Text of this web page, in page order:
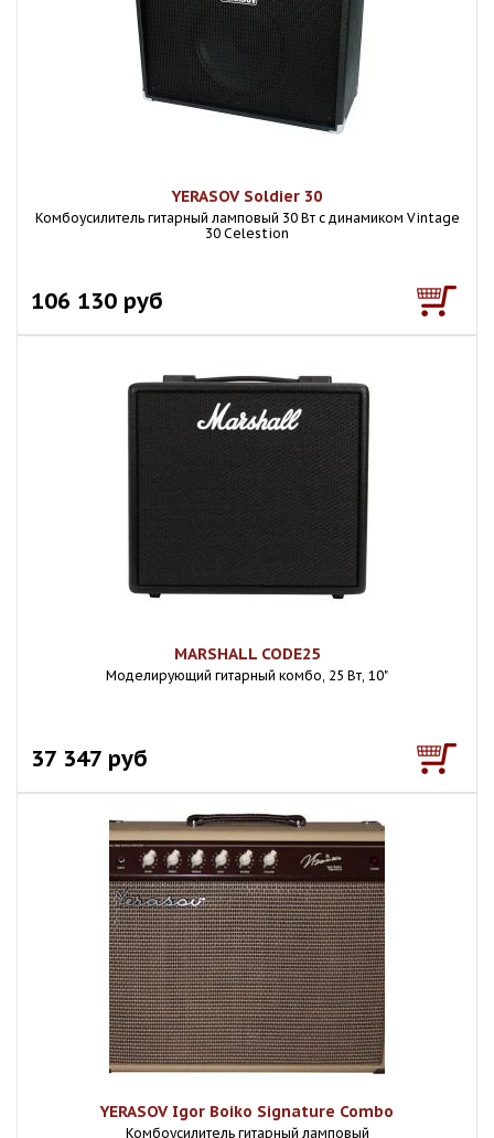
YERASOV Soldier 30
Комбоусилитель гитарный ламповый 30 Вт с динамиком Vintage
30 Celestion
106 130 руб
MARSHALL CODE25
Моделирующий гитарный комбо, 25 Вт, 10"
37 347 руб
YERASOV Igor Boiko Signature Combo
Комбоусилитель гитарный ламповый